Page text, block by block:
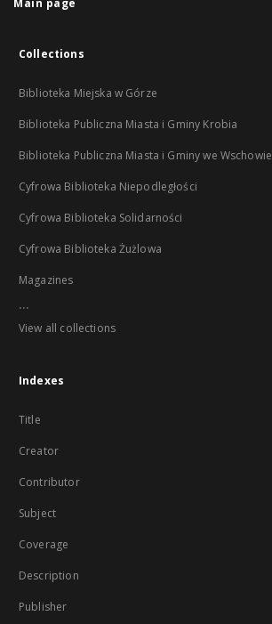
Main page
Collections
Biblioteka Miejska w Górze
Biblioteka Publiczna Miasta i Gminy Krobia
Biblioteka Publiczna Miasta i Gminy we Wschowie
Cyfrowa Biblioteka Niepodległości
Cyfrowa Biblioteka Solidarności
Cyfrowa Biblioteka Żużlowa
Magazines
...
View all collections
Indexes
Title
Creator
Contributor
Subject
Coverage
Description
Publisher